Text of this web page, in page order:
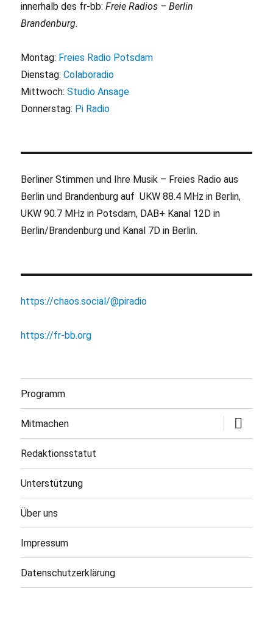
innerhalb des fr-bb:Freie Radios – Berlin
Brandenburg.
Montag: Freies Radio Potsdam
Dienstag:Colaboradio
Mittwoch:Studio Ansage
Donnerstag: Pi Radio
Berliner Stimmen und Ihre Musik – Freies Radio aus
Berlin und Brandenburg auf UKW 88.4 MHz in Berlin,
UKW 90.7 MHz in Potsdam, DAB+ Kanal 12D in
Berlin/Brandenburg und Kanal 7D in Berlin.
https://chaos.social/@piradio
https://fr-bb.org
Programm
Mitmachen
öffnen
Redaktionsstatut
Unterstützung
Über uns
Impressum
Datenschutzerklärung